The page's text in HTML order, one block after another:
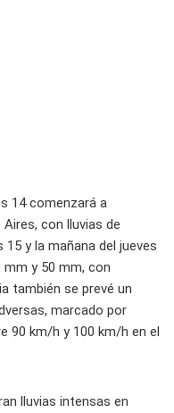
14 comenzará a
con lluvias de
y la mañana del jueves
mm y 50 mm, con
también se prevé un
marcado por
90 km/h y 100 km/h en el
lluvias intensas en